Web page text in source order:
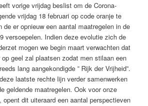
vorige vrijdag beslist om de Corona-
vrijdag 18 februari op code oranje te
de er opnieuw een aantal maatregelen in de
versoepelen. Indien deze evolutie zich de
mogen we begin maart verwachten dat
geel zal plaatsen zodat men stilaan een
lang aangekondigde ” Rijk der Vrijheid”.
laatste rechte lijn verder samenwerken
geldende maatregelen. Ook voor onze
opent dit uiteraard een aantal perspectieven